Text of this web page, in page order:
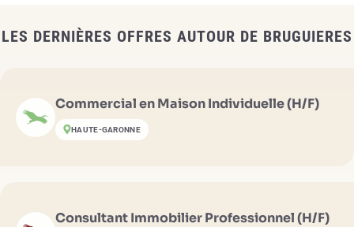
LES DERNIÈRES OFFRES AUTOUR DE BRUGUIERES
Commercial en Maison Individuelle (H/F)
HAUTE-GARONNE
Consultant Immobilier Professionnel (H/F)